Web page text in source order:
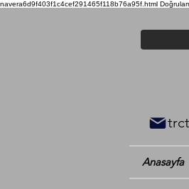
navera6d9f403f1c4cef291465f118b76a95f.html
Anasayfa